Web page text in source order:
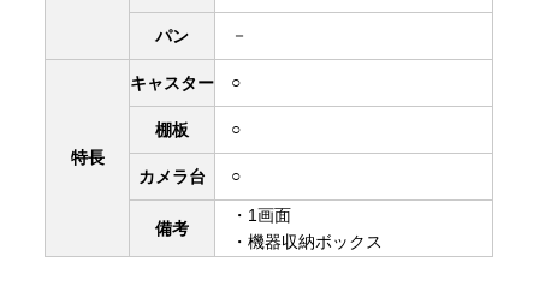
パン －
特長
キャスター ○
棚板 ○
カメラ台 ○
備考
・1画面
・機器収納ボックス